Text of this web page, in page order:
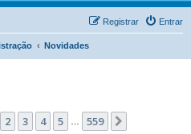
Entrar
Registrar
Novidades
de 559
2 3 4 5 559